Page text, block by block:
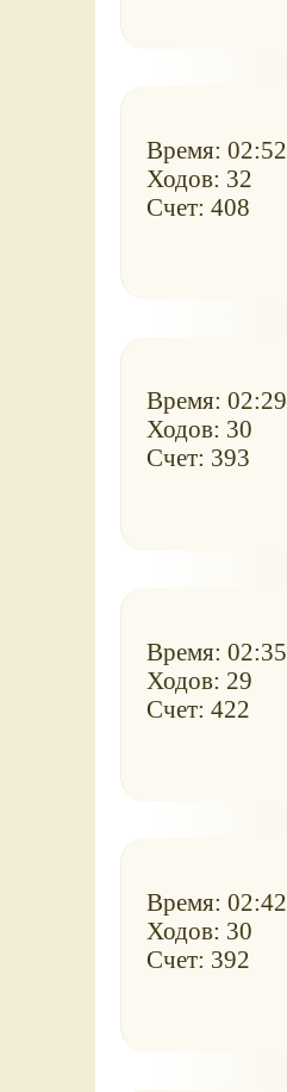
Время: 02:52
Ходов: 32
Счет: 408
Время: 02:29
Ходов: 30
Счет: 393
Время: 02:35
Ходов: 29
Счет: 422
Время: 02:42
Ходов: 30
Счет: 392